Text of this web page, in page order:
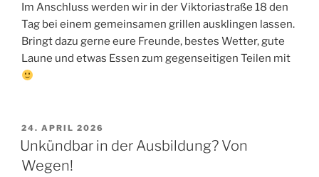
Im Anschluss werden wir in der Viktoriastraße 18 den
Tag bei einem gemeinsamen grillen ausklingen lassen.
Bringt dazu gerne eure Freunde, bestes Wetter, gute
Laune und etwas Essen zum gegenseitigen Teilen mit
VERÖFFENTLICHT
AM
24. APRIL 2026
Unkündbar in der Ausbildung? Von
Wegen!